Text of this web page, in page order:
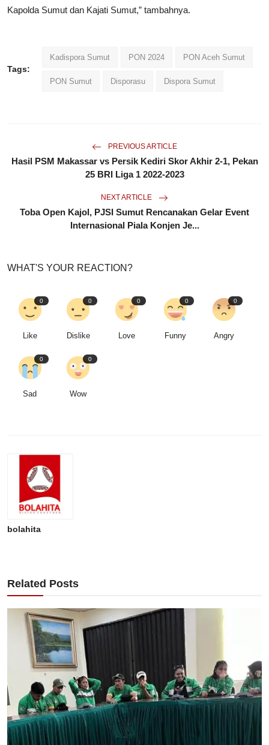
Kapolda Sumut dan Kajati Sumut,” tambahnya.
Tags:
Kadispora Sumut PON 2024 PON Aceh Sumut
PON Sumut Disporasu Dispora Sumut
PREVIOUS ARTICLE
Hasil PSM Makassar vs Persik Kediri Skor Akhir 2-1, Pekan
25 BRI Liga 1 2022-2023
NEXT ARTICLE
Toba Open Kajol, PJSI Sumut Rencanakan Gelar Event
Internasional Piala Konjen Je...
WHAT'S YOUR REACTION?
0
Like
0
Dislike
0
Love
0
Funny
0
Angry
0
Sad
0
Wow
bolahita
Related Posts